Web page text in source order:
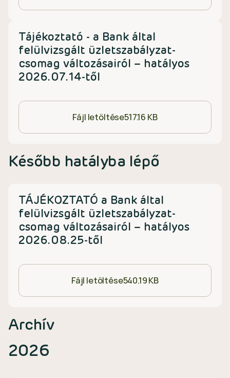
Tájékoztató - a Bank által
felülvizsgált üzletszabályzat-
csomag változásairól – hatályos
2026.07.14-től
Fájl letöltése517.16 KB
Később hatályba lépő
TÁJÉKOZTATÓ a Bank által
felülvizsgált üzletszabályzat-
csomag változásairól – hatályos
2026.08.25-től
Fájl letöltése540.19 KB
Archív
2026